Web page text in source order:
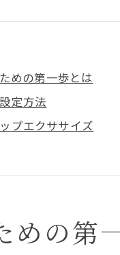
めの第一歩とは
定方法
プエクササイズ
影響
的な生活習慣
心構え
シルエットに近づく
めの第